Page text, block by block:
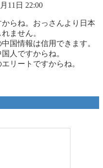
11日 22:00
らね。おっさんより日本
ません。
国情報は信用できます。
人ですからね。
リートですからね。